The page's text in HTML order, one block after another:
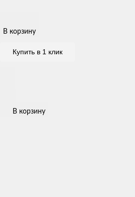
В корзину
Купить в 1 клик
В корзину